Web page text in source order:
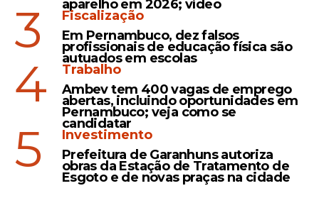
país
Notificação
ANVISA investiga 65 mortes
suspeitas ligadas a canetas
emagrecedoras
aparelho em 2026; vídeo
3
Fiscalização
Em Pernambuco, dez falsos
profissionais de educação física são
autuados em escolas
4
Trabalho
Ambev tem 400 vagas de emprego
abertas, incluindo oportunidades em
Pernambuco; veja como se
candidatar
5
Investimento
Prefeitura de Garanhuns autoriza
obras da Estação de Tratamento de
Esgoto e de novas praças na cidade